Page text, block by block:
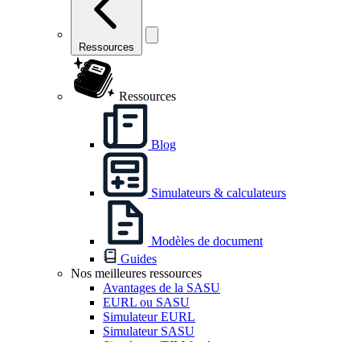
Ressources
Ressources
Blog
Simulateurs & calculateurs
Modèles de document
Guides
Nos meilleures ressources
Avantages de la SASU
EURL ou SASU
Simulateur EURL
Simulateur SASU